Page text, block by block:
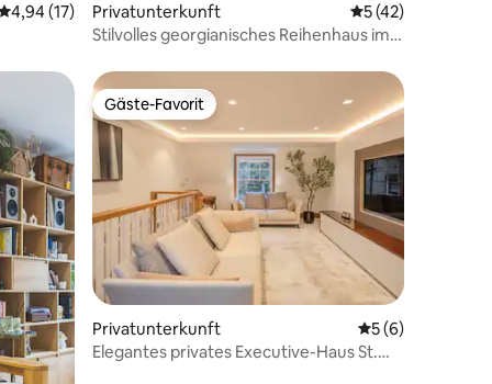
Bewertung: 4,94 von 5, 17 Bewertungen
4,94 (17)
Privatunterkunft Durchschnittliche
5 (42)
Stilvolles georgianisches Reihenhaus im
Bewertungen
Gäste-Favorit
Gäste-Favorit
Privatunterkunft
5 (6)
Elegantes privates Executive-Haus St.